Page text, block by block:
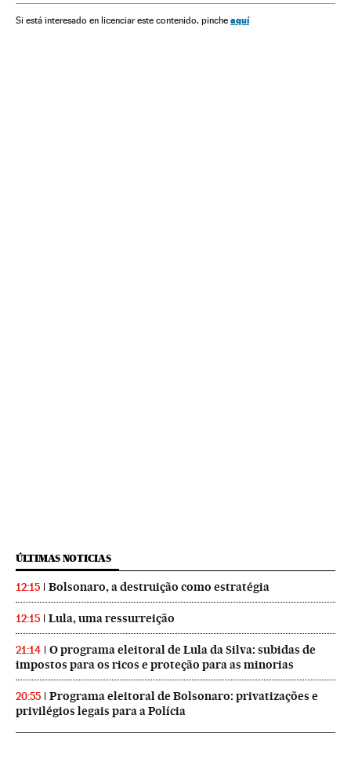
América do Sul América Latina Governo Brasil
Si está interesado en licenciar este contenido, pinche aquí
ÚLTIMAS NOTICIAS
12:15 Bolsonaro, a destruição como estratégia
12:15 Lula, uma ressurreição
21:14
O programa eleitoral de Lula da Silva: subidas de
impostos para os ricos e proteção para as minorias
20:55
Programa eleitoral de Bolsonaro: privatizações e
privilégios legais para a Polícia